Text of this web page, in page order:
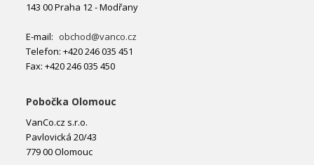
143 00 Praha 12 - Modřany
E-mail: obchod@vanco.cz
Telefon: +420 246 035 451
Fax: +420 246 035 450
Pobočka Olomouc
VanCo.cz s.r.o.
Pavlovická 20/43
779 00 Olomouc